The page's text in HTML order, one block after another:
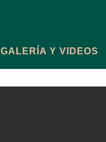
GALERÍA Y VIDEOS